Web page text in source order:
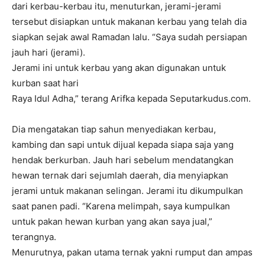
dari kerbau-kerbau itu, menuturkan, jerami-jerami
tersebut disiapkan untuk makanan kerbau yang telah dia
siapkan sejak awal Ramadan lalu. “Saya sudah persiapan
jauh hari (jerami).
Jerami ini untuk kerbau yang akan digunakan untuk
kurban saat hari
Raya Idul Adha,” terang Arifka kepada Seputarkudus.com.
Dia mengatakan tiap sahun menyediakan kerbau,
kambing dan sapi untuk dijual kepada siapa saja yang
hendak berkurban. Jauh hari sebelum mendatangkan
hewan ternak dari sejumlah daerah, dia menyiapkan
jerami untuk makanan selingan. Jerami itu dikumpulkan
saat panen padi. “Karena melimpah, saya kumpulkan
untuk pakan hewan kurban yang akan saya jual,”
terangnya.
Menurutnya, pakan utama ternak yakni rumput dan ampas